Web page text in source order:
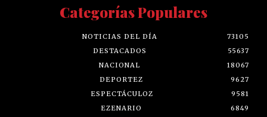
Categorías Populares
NOTICIAS DEL DÍA
73105
DESTACADOS
55637
NACIONAL
18067
DEPORTEZ
9627
ESPECTÁCULOZ
9581
EZENARIO
6849